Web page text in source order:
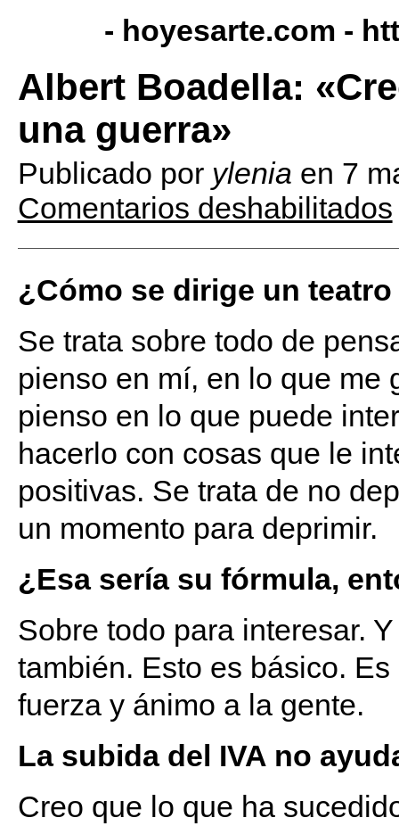
- hoyesarte.com -
Albert Boadella:
una guerra»
Publicado por ylenia en 7
Comentarios deshabilitados
¿Cómo se dirige un
Se trata sobre todo de
pienso en mí, en lo que me
pienso en lo que puede
hacerlo con cosas que le
positivas. Se trata de no
un momento para deprimir.
¿Esa sería su fórmula,
Sobre todo para interesar.
también. Esto es básico.
fuerza y ánimo a la gente.
La subida del IVA no
Creo que lo que ha